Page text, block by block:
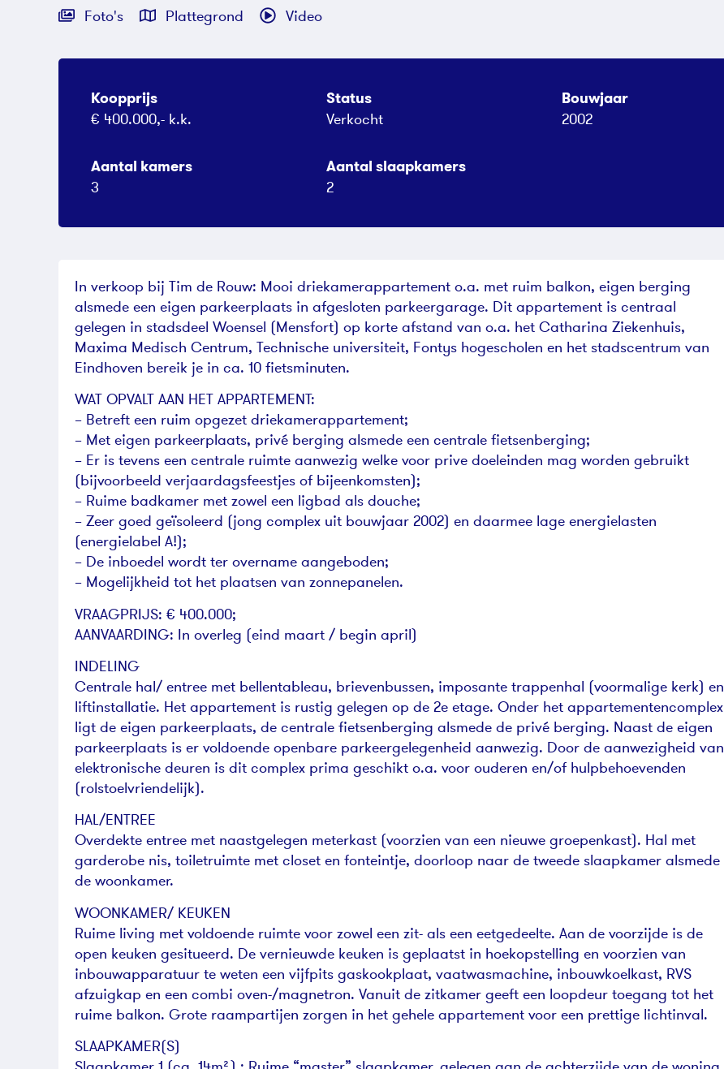
Foto's Plattegrond Video
Koopprijs
€ 400.000,- k.k.
Status
Verkocht
Bouwjaar
2002
Aantal kamers
3
Aantal slaapkamers
2
In verkoop bij Tim de Rouw: Mooi driekamerappartement o.a. met ruim balkon, eigen berging
alsmede een eigen parkeerplaats in afgesloten parkeergarage. Dit appartement is centraal
gelegen in stadsdeel Woensel (Mensfort) op korte afstand van o.a. het Catharina Ziekenhuis,
Maxima Medisch Centrum, Technische universiteit, Fontys hogescholen en het stadscentrum van
Eindhoven bereik je in ca. 10 fietsminuten.
WAT OPVALT AAN HET APPARTEMENT:
– Betreft een ruim opgezet driekamerappartement;
– Met eigen parkeerplaats, privé berging alsmede een centrale fietsenberging;
– Er is tevens een centrale ruimte aanwezig welke voor prive doeleinden mag worden gebruikt
(bijvoorbeeld verjaardagsfeestjes of bijeenkomsten);
– Ruime badkamer met zowel een ligbad als douche;
– Zeer goed geïsoleerd (jong complex uit bouwjaar 2002) en daarmee lage energielasten
(energielabel A!);
– De inboedel wordt ter overname aangeboden;
– Mogelijkheid tot het plaatsen van zonnepanelen.
VRAAGPRIJS: € 400.000;
AANVAARDING: In overleg (eind maart / begin april)
INDELING
Centrale hal/ entree met bellentableau, brievenbussen, imposante trappenhal (voormalige kerk) en
liftinstallatie. Het appartement is rustig gelegen op de 2e etage. Onder het appartementencomplex
ligt de eigen parkeerplaats, de centrale fietsenberging alsmede de privé berging. Naast de eigen
parkeerplaats is er voldoende openbare parkeergelegenheid aanwezig. Door de aanwezigheid van
elektronische deuren is dit complex prima geschikt o.a. voor ouderen en/of hulpbehoevenden
(rolstoelvriendelijk).
HAL/ENTREE
Overdekte entree met naastgelegen meterkast (voorzien van een nieuwe groepenkast). Hal met
garderobe nis, toiletruimte met closet en fonteintje, doorloop naar de tweede slaapkamer alsmede
de woonkamer.
WOONKAMER/ KEUKEN
Ruime living met voldoende ruimte voor zowel een zit- als een eetgedeelte. Aan de voorzijde is de
open keuken gesitueerd. De vernieuwde keuken is geplaatst in hoekopstelling en voorzien van
inbouwapparatuur te weten een vijfpits gaskookplaat, vaatwasmachine, inbouwkoelkast, RVS
afzuigkap en een combi oven-/magnetron. Vanuit de zitkamer geeft een loopdeur toegang tot het
ruime balkon. Grote raampartijen zorgen in het gehele appartement voor een prettige lichtinval.
SLAAPKAMER(S)